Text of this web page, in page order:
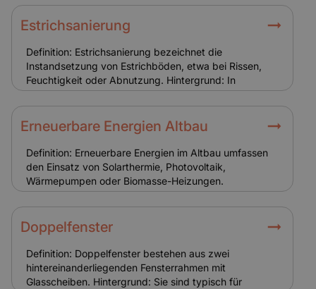
und Oberflächen. Relevanz für Versicherung:
Versicherungsschutz umfasst Schäden durch Sturm,
Hagel oder Feuer. Pflege und Instandhaltung bleiben
Sache des Eigentümers.
Estrichsanierung
Definition: Estrichsanierung bezeichnet die
Instandsetzung von Estrichböden, etwa bei Rissen,
Feuchtigkeit oder Abnutzung. Hintergrund: In
Altbauten ist der Estrich häufig beschädigt oder nicht
den heutigen Anforderungen entsprechend. Eine
Sanierung ist oft Voraussetzung für den Einbau neuer
Bodenbeläge. Relevanz für Versicherung:
Estrichschäden selbst sind selten versichert. Tritt
jedoch ein Schaden durch Leitungswasser oder
Gebäudebewegungen auf, greift die
Gebäudeversicherung.
Erneuerbare Energien Altbau
Definition: Erneuerbare Energien im Altbau umfassen
den Einsatz von Solarthermie, Photovoltaik,
Wärmepumpen oder Biomasse-Heizungen.
Hintergrund: Der Einsatz ist technisch anspruchsvoll,
da historische Gebäude oft besondere bauliche
Anforderungen haben. Förderungen erleichtern die
Umsetzung. Relevanz für Versicherung: Anlagen wie
PV oder Wärmepumpen müssen in der Versicherung
eingeschlossen werden. Schäden daran oder durch
sie verursachte Risiken erhöhen die Kosten.
Doppelfenster
Definition: Doppelfenster bestehen aus zwei
hintereinanderliegenden Fensterrahmen mit
Glasscheiben. Hintergrund: Sie sind typisch für